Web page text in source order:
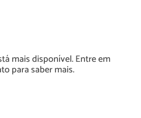
mais disponível. Entre em
para saber mais.